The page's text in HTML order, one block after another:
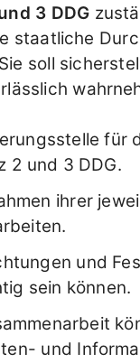
3 DDG
staatliche
soll
für
2 und 3 DDG.
ihrer
und
sein können.
und